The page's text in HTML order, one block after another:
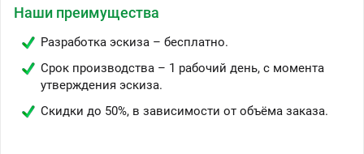
Наши преимущества
Разработка эскиза – бесплатно.
Срок производства – 1 рабочий день, с момента
утверждения эскиза.
Скидки до 50%, в зависимости от объёма заказа.